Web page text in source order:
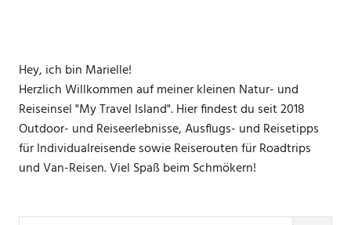
Hey, ich bin Marielle!
Herzlich Willkommen auf meiner kleinen Natur- und
Reiseinsel "My Travel Island". Hier findest du seit 2018
Outdoor- und Reiseerlebnisse, Ausflugs- und Reisetipps
für Individualreisende sowie Reiserouten für Roadtrips
und Van-Reisen. Viel Spaß beim Schmökern!